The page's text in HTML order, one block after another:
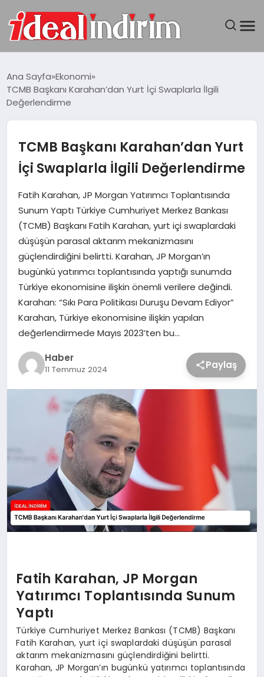
BILGISAYAR
SEYAHAT
TEKNOLOJI
YAŞAM
Ana Sayfa Ekonomi
TCMB Başkanı Karahan’dan Yurt İçi Swaplarla İlgili
Değerlendirme
TCMB Başkanı Karahan’dan Yurt
İçi Swaplarla İlgili Değerlendirme
Fatih Karahan, JP Morgan Yatırımcı Toplantısında
Sunum Yaptı Türkiye Cumhuriyet Merkez Bankası
(TCMB) Başkanı Fatih Karahan, yurt içi swaplardaki
düşüşün parasal aktarım mekanizmasını
güçlendirdiğini belirtti. Karahan, JP Morgan’ın
bugünkü yatırımcı toplantısında yaptığı sunumda
Türkiye ekonomisine ilişkin önemli verilere değindi.
Karahan: “Sıkı Para Politikası Duruşu Devam Ediyor”
Karahan, Türkiye ekonomisine ilişkin yapılan
değerlendirmede Mayıs 2023’ten bu…
Haber
11 Temmuz 2024 Paylaş
Fatih Karahan, JP Morgan
Yatırımcı Toplantısında Sunum
Yaptı
Türkiye Cumhuriyet Merkez Bankası (TCMB) Başkanı
Fatih Karahan, yurt içi swaplardaki düşüşün parasal
aktarım mekanizmasını güçlendirdiğini belirtti.
Karahan, JP Morgan’ın bugünkü yatırımcı toplantısında